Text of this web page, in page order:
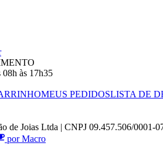
08h às 17h35
MEUS PEDIDOSLISTA DE
de Joias Ltda | CNPJ 09.457.506/0001-
por Macro